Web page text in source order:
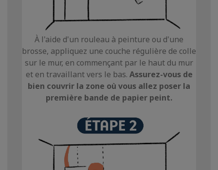
À l'aide d'un rouleau à peinture ou d'une
brosse, appliquez une couche régulière de colle
sur le mur, en commençant par le haut du mur
et en travaillant vers le bas. Assurez-vous de
bien couvrir la zone où vous allez poser la
première bande de papier peint.